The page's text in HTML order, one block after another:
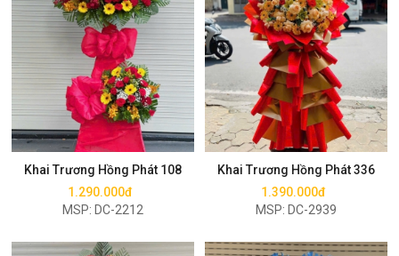
Khai Trương Hồng Phát 108
1.290.000đ
MSP: DC-2212
Mua ngay
Khai Trương Hồng Phát 336
1.390.000đ
MSP: DC-2939
Mua ngay